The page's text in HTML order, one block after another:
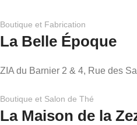
Boutique et Fabrication
La Belle Époque
ZIA du Barnier 2 & 4, Rue des
Boutique et Salon de Thé
La Maison de la